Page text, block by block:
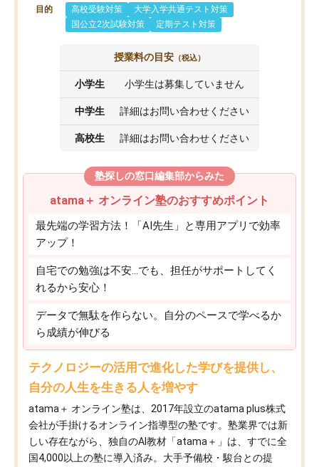
目的 高校受験対策
大学入学共通テスト対策
国公立2次試験対策
定期テスト対策
授業料の目安 （税込）
小学生 小学生は募集していません
中学生 詳細はお問い合わせください
高校生 詳細はお問い合わせください
塾探しの窓口編集部からみた
atama＋ オンライン塾のおすすめポイント
最先端の学習方法！「AI先生」と専用アプリで効率
アップ！
自宅での勉強は不安…でも、担任がサポートしてく
れるから安心！
データで無駄を作らない。自分のペースで学べるか
ら成績が伸びる
テクノロジーの活用で進化した学びを提供し、
自分の人生を生きる人を増やす
atama＋ オンライン塾は、2017年設立のatama plus株式
会社が手掛けるオンライン指導型の塾です。塾業界では新
しい存在ながら、独自のAI教材「atama＋」は、すでに全
国4,000以上の塾に導入済み。大手予備校・駿台との提